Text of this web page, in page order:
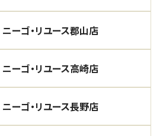
ニーゴ・リユース郡山店
ニーゴ・リユース高崎店
ニーゴ・リユース長野店